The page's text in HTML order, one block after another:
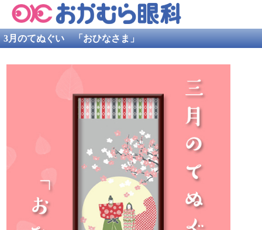
3月のてぬぐい 「おひなさま」